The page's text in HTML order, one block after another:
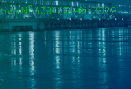
N° 4394/ 31-01-2022